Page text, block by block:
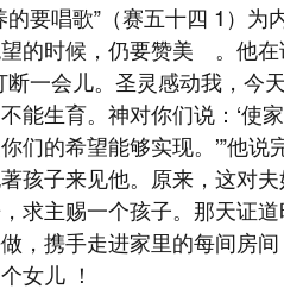
要唱歌”（赛五十四 1）为
的时候，仍要赞美　。他
断一会儿。圣灵感动我，今
能生育。神对你们说：‘使
们的希望能够实现。’”他
孩子来见他。原来，这对
求主赐一个孩子。那天证
，携手走进家里的每间房
女儿 ！